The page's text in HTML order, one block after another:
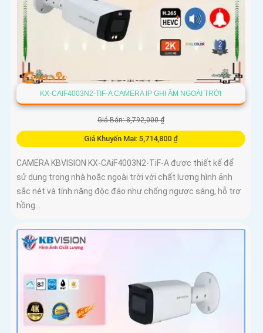
KX-CAIF4003N2-TIF-A CAMERA IP GHI ÂM NGOÀI TRỜI
Giá Bán: 8,792,000 ₫
Giá Khuyến Mại: 5,714,800 ₫
CAMERA KBVISION KX-CAiF4003N2-TiF-A được thiết kế để
sử dụng trong nhà hoặc ngoài trời với chất lượng hình ảnh
sắc nét và tính năng độc đáo như chống ngược sáng, hỗ trợ
hồng...